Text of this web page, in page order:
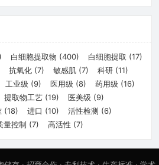
白细胞提取物 (400) 白细胞提取 (17)
抗氧化 (7) 敏感肌 (7) 科研 (11)
工业级 (9) 医用级 (8) 药用级 (16)
提取物工艺 (19) 医美级 (9)
(18) 进口 (10) 活性检测 (6)
量控制 (7) 高活性 (7)